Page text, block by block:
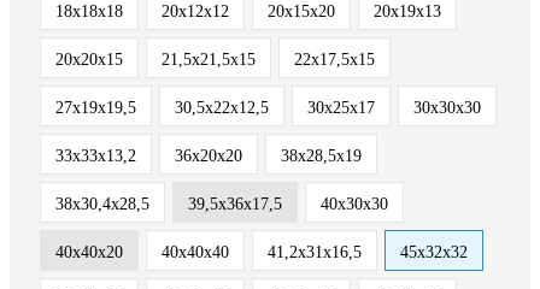
18х18х18 20х12х12 20х15х20 20х19х13
20х20х15 21,5х21,5х15 22х17,5х15
27х19х19,5 30,5х22х12,5 30х25х17 30х30х30
33х33х13,2 36х20х20 38х28,5х19
38х30,4х28,5 39,5х36х17,5 40х30х30
40х40х20 40х40х40 41,2х31х16,5 45х32х32